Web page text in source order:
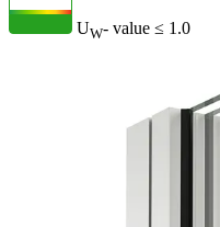
UW- value ≤ 1.0